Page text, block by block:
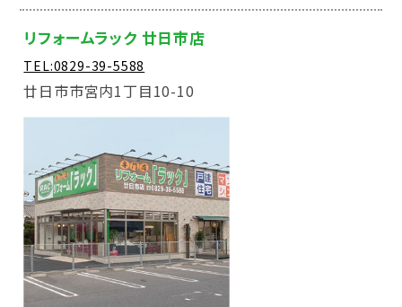
リフォームラック 廿日市店
TEL:0829-39-5588
廿日市市宮内1丁目10-10